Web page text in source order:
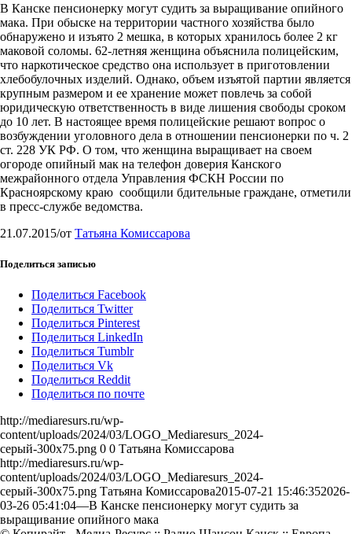
В Канске пенсионерку могут судить за выращивание опийного
мака. При обыске на территории частного хозяйства было
обнаружено и изъято 2 мешка, в которых хранилось более 2 кг
маковой соломы. 62-летняя женщина объяснила полицейским,
что наркотическое средство она использует в приготовлении
хлебобулочных изделий. Однако, объем изъятой партии является
крупным размером и ее хранение может повлечь за собой
юридическую ответственность в виде лишения свободы сроком
до 10 лет. В настоящее время полицейские решают вопрос о
возбуждении уголовного дела в отношении пенсионерки по ч. 2
ст. 228 УК РФ. О том, что женщина выращивает на своем
огороде опийный мак на телефон доверия Канского
межрайонного отдела Управления ФСКН России по
Красноярскому краю сообщили бдительные граждане, отметили
в пресс-службе ведомства.
21.07.2015/от Татьяна Комиссарова
Поделиться записью
Поделиться Facebook
Поделиться Twitter
Поделиться Pinterest
Поделиться LinkedIn
Поделиться Tumblr
Поделиться Vk
Поделиться Reddit
Поделиться по почте
http://mediaresurs.ru/wp-
content/uploads/2024/03/LOGO_Mediaresurs_2024-
серый-300x75.png 0 0 Татьяна Комиссарова
http://mediaresurs.ru/wp-
content/uploads/2024/03/LOGO_Mediaresurs_2024-
серый-300x75.png Татьяна Комиссарова2015-07-21 15:46:352026-
03-26 05:41:04—В Канске пенсионерку могут судить за
выращивание опийного мака